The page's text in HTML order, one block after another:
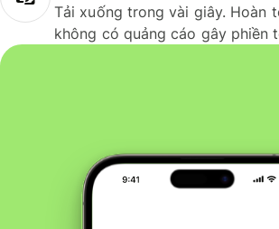
Tải xuống trong vài giây. Hoàn
không có quảng cáo gây phiền